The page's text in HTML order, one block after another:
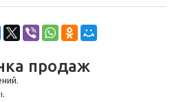
продаж